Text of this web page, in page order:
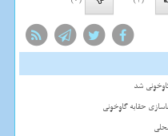
حقابه گاوخونی